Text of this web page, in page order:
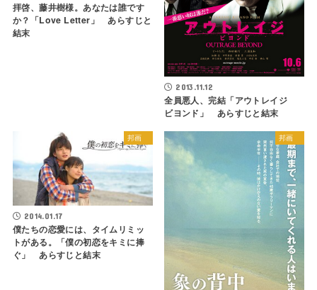
拝啓、藤井樹様。あなたは誰です
か？「Love Letter」 あらすじと
結末
2013.11.12
全員悪人、完結「アウトレイジ
ビヨンド」 あらすじと結末
邦画
2014.01.17
僕たちの恋愛には、タイムリミッ
トがある。「僕の初恋をキミに捧
ぐ」 あらすじと結末
邦画